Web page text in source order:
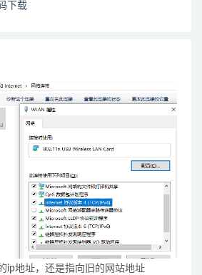
下载
ip地址，还是指向旧的网站地址